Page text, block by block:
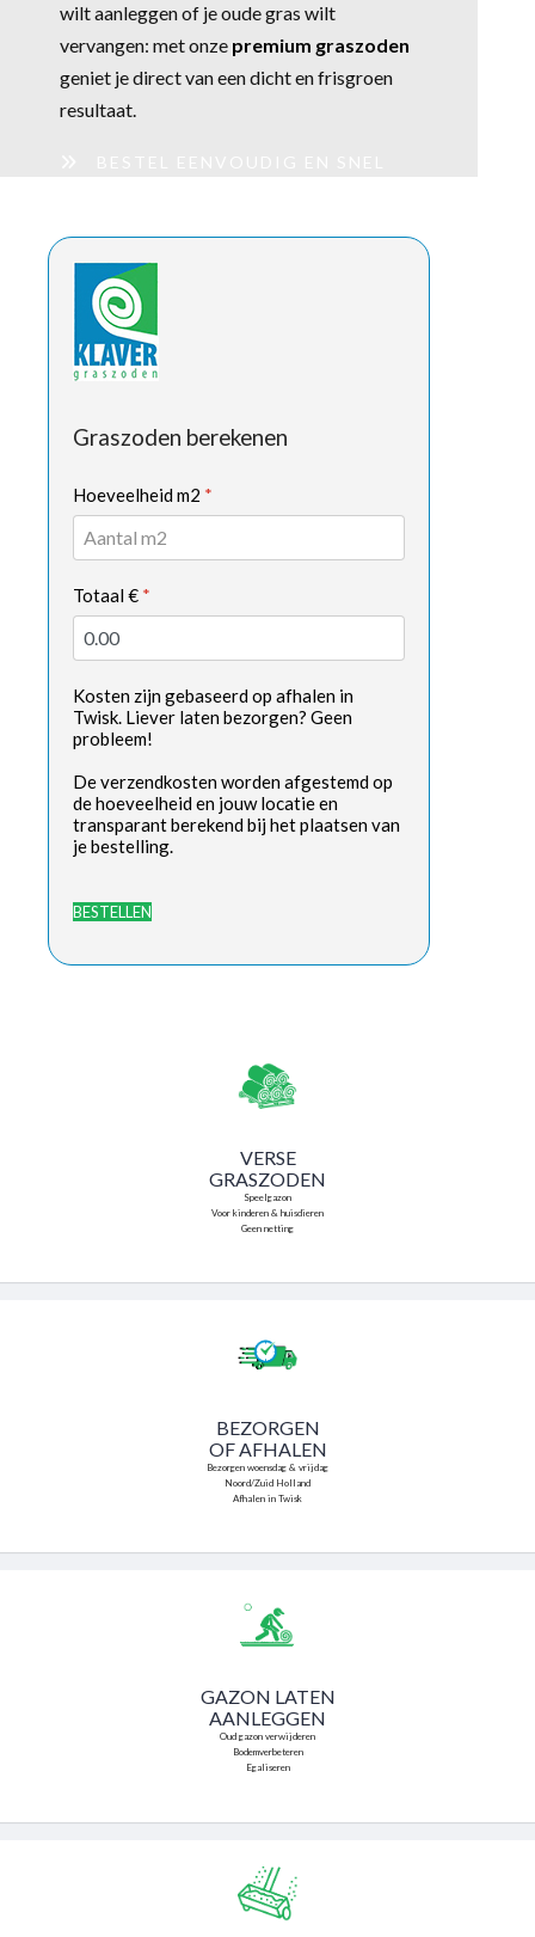
wilt aanleggen of je oude gras wilt
vervangen: met onze premium graszoden
geniet je direct van een dicht en frisgroen
resultaat.
Graszoden berekenen
Hoeveelheid m2 *
Totaal € *
Kosten zijn gebaseerd op afhalen in
Twisk. Liever laten bezorgen? Geen
probleem!
De verzendkosten worden afgestemd op
de hoeveelheid en jouw locatie en
transparant berekend bij het plaatsen van
je bestelling.
BESTELLEN
VERSE
GRASZODEN
Speelgazon
Voor kinderen & huisdieren
Geen netting
BEZORGEN
OF AFHALEN
Bezorgen woensdag & vrijdag
Noord/Zuid Holland
Afhalen in Twisk
GAZON LATEN
AANLEGGEN
Oud gazon verwijderen
Bodemverbeteren
Egaliseren